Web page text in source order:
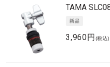
TAMA
3,960円 (税込)